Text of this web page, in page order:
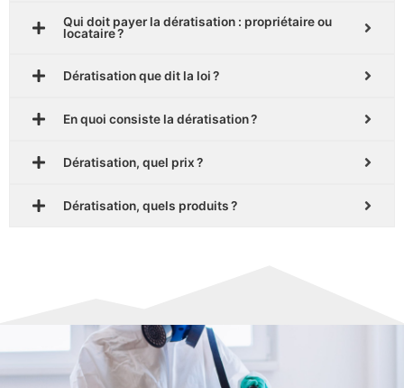
Qui doit payer la dératisation : propriétaire ou
locataire ?
Dératisation que dit la loi ?
En quoi consiste la dératisation ?
Dératisation, quel prix ?
Dératisation, quels produits ?